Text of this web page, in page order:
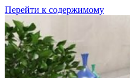
Перейти к содержимому